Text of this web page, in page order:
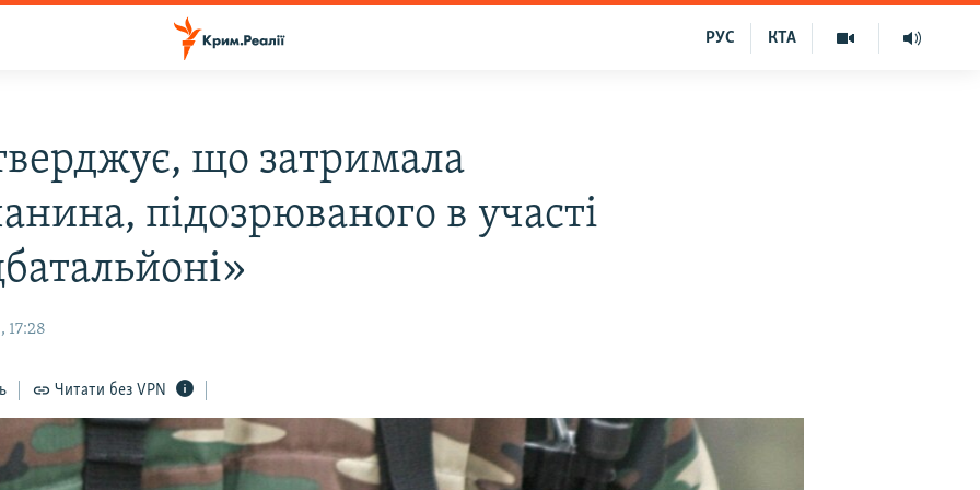
КТА
РУС
що затримала
підозрюваного в участі
17:28
Читати без VPN